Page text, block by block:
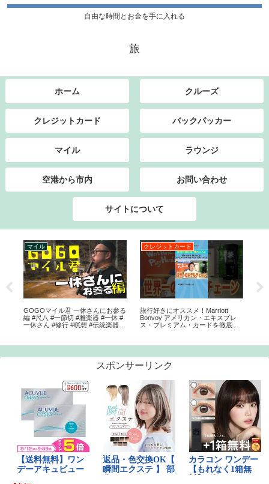
自由な時間とお金を手に入れる
旅
ホーム クルーズ
クレジットカード バックパッカー
マイル ラウンジ
空港から市内 お問い合わせ
サイトについて
マイル
GOGOマイル君 一休さんにお参る
編 #尺八 #一節切 #雅楽器 #一休 #
一休さん #修行 #瞑想 #伝統楽器
クレジットカード
旅行好きにオススメ！Marriott
Bonvoy アメリカン・エキスプレ
ス・プレミアム・カードを徹底解
スポンサーリンク